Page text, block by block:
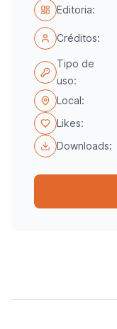
Editoria:
Créditos:
Tipo de
uso:
Local:
Likes:
Downloads: